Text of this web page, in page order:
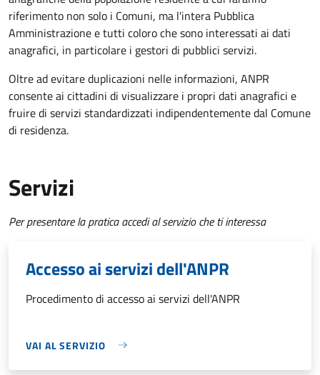
riferimento non solo i Comuni, ma l'intera Pubblica
Amministrazione e tutti coloro che sono interessati ai dati
anagrafici, in particolare i gestori di pubblici servizi.
Oltre ad evitare duplicazioni nelle informazioni, ANPR
consente ai cittadini di visualizzare i propri dati anagrafici e
fruire di servizi standardizzati indipendentemente dal Comune
di residenza.
Servizi
Per presentare la pratica accedi al servizio che ti interessa
Accesso ai servizi dell'ANPR
Procedimento di accesso ai servizi dell'ANPR
VAI AL SERVIZIO